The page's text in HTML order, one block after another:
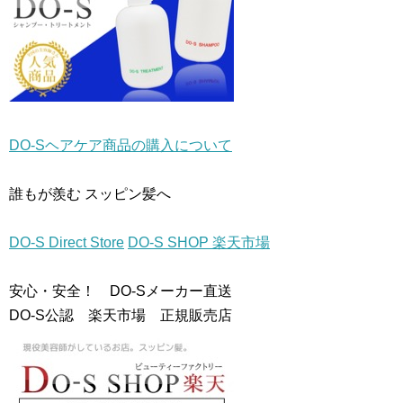
ま
す
)
DO-Sヘアケア商品の購入について
誰もが羨む スッピン髪へ
DO-S Direct Store DO-S SHOP 楽天市場
安心・安全！ DO-Sメーカー直送
DO-S公認 楽天市場 正規販売店